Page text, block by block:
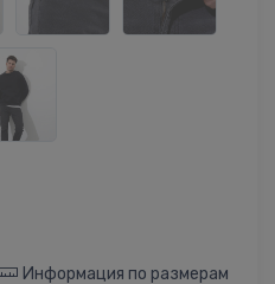
Информация по размерам